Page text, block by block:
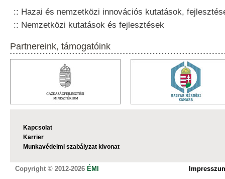
Hazai és nemzetközi innovációs kutatások,
Nemzetközi kutatások és fejlesztések
Partnereink, támogatóink
Kapcsolat
Karrier
Munkavédelmi szabályzat kivonat
Copyright © 2012-2026 ÉMI